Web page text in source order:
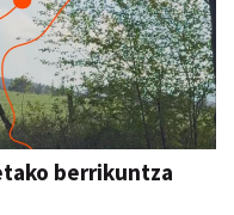
berrikuntza